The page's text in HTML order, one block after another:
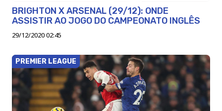
BRIGHTON X ARSENAL (29/12): ONDE
ASSISTIR AO JOGO DO CAMPEONATO INGLÊS
29/12/2020 02:45
PREMIER LEAGUE